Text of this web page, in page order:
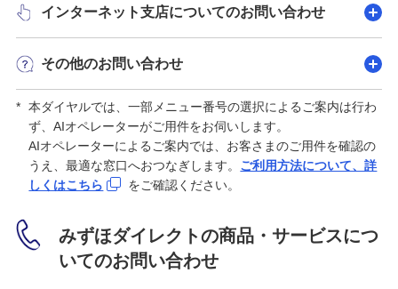
インターネット支店についてのお問い合わせ
その他のお問い合わせ
* 本ダイヤルでは、一部メニュー番号の選択によるご案内は行わ
ず、AIオペレーターがご用件をお伺いします。
AIオペレーターによるご案内では、お客さまのご用件を確認の
うえ、最適な窓口へおつなぎします。 ご利用方法について、詳
しくはこちら
をご確認ください。
みずほダイレクトの商品・サービスにつ
いてのお問い合わせ